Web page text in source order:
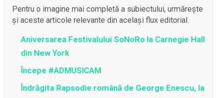
Pentru o imagine mai completă a subiectului, urmărește
și aceste articole relevante din același flux editorial.
Aniversarea Festivalului SoNoRo la Carnegie Hall
din New York
Începe #ADMUSICAM
Îndrăgita Rapsodie română de George Enescu, la